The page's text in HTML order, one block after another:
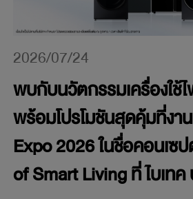
พบกับนวัตกรรมเครื่องใช้
พร้อมโปรโมชันสุดคุ้มที่งา
Expo 2026 ในชื่อคอนเซ
of Smart Living ที่ ไบเทค
2026/07/24